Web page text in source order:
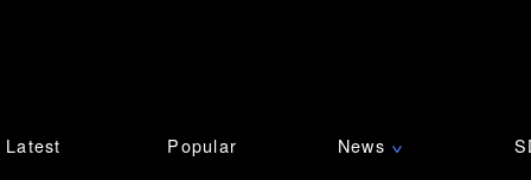
Latest Popular News ∨